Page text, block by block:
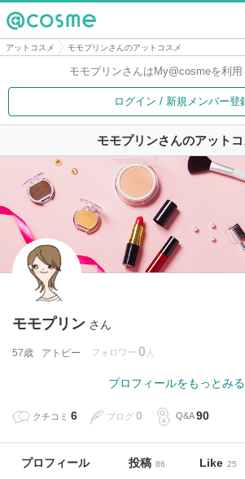
@cosme
アットコスメ モモプリンさんのアットコスメ
モモプリンさんは My@cosmeを利
ログイン / 新規メンバー登
モモプリンさんのアットコ
モモプリン さん
57歳 アトピー フォロワー 0
プロフィールをもっとみる
クチコミ 6 ブログ 0 Q&A 90
プロフィール 投稿 86 Like 25